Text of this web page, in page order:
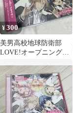
¥300
美男高校地球防衛部
LOVE!オープニング
☆Fallin'LOVE☆